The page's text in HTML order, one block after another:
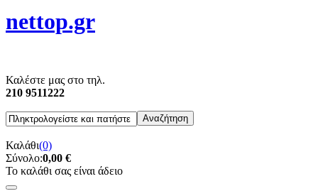
nettop.gr
Καλέστε μας στο τηλ.
210 9511222
Καλάθι(0)
Σύνολο:0,00 €
Το καλάθι σας είναι άδειο